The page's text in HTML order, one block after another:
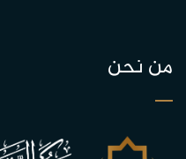
من نحن